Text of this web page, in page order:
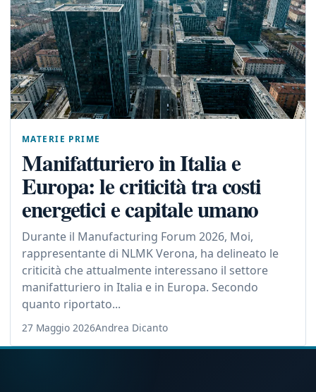
MATERIE PRIME
Manifatturiero in Italia e
Europa: le criticità tra costi
energetici e capitale umano
Durante il Manufacturing Forum 2026, Moi,
rappresentante di NLMK Verona, ha delineato le
criticità che attualmente interessano il settore
manifatturiero in Italia e in Europa. Secondo
quanto riportato...
27 Maggio 2026Andrea Dicanto